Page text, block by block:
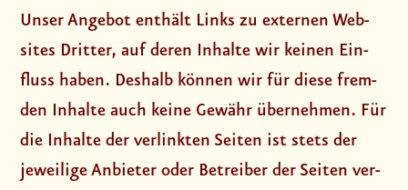
Unser Ange­bot ent­hält Links zu exter­nen Web­
sites Drit­ter, auf deren Inhal­te wir kei­nen Ein­
fluss haben. Des­halb kön­nen wir für die­se frem­
den Inhal­te auch kei­ne Gewähr über­neh­men. Für
die Inhal­te der ver­link­ten Sei­ten ist stets der
jewei­li­ge Anbie­ter oder Betrei­ber der Sei­ten ver­